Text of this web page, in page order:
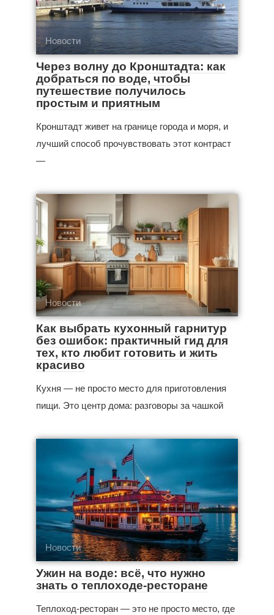
Новости
Через волну до Кронштадта: как
добраться по воде, чтобы
путешествие получилось
простым и приятным
Кронштадт живет на границе города и моря, и
лучший способ прочувствовать этот контраст
—
Новости
Как выбрать кухонный гарнитур
без ошибок: практичный гид для
тех, кто любит готовить и жить
красиво
Кухня — не просто место для приготовления
пищи. Это центр дома: разговоры за чашкой
Новости
Ужин на воде: всё, что нужно
знать о теплоходе-ресторане
Теплоход-ресторан — это не просто место, где